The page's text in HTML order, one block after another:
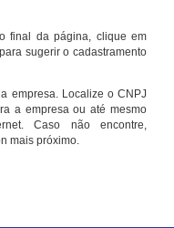
final da página, clique em
sugerir o cadastramento
empresa. Localize o CNPJ
a empresa ou até mesmo
Caso não encontre,
mais próximo.